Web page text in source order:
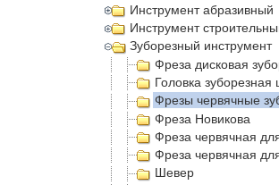
Инструмент абразивный
Инструмент
Зуборезный инструмент
Фреза дисковая
Головка
Фрезы червячные
Фреза Новикова
Фреза червячная
Фреза червячная
Шевер